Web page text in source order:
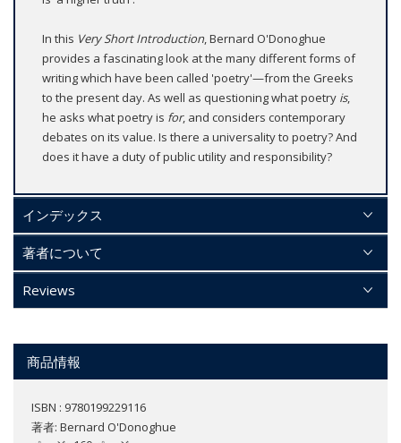
In this Very Short Introduction, Bernard O'Donoghue
provides a fascinating look at the many different forms of
writing which have been called 'poetry'—from the Greeks
to the present day. As well as questioning what poetry is,
he asks what poetry is for, and considers contemporary
debates on its value. Is there a universality to poetry? And
does it have a duty of public utility and responsibility?
インデックス
著者について
Reviews
商品情報
ISBN : 9780199229116
著者: Bernard O'Donoghue